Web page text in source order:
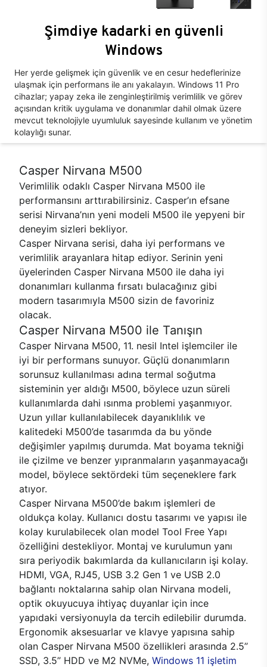
Şimdiye kadarki en güvenli
Windows
Her yerde gelişmek için güvenlik ve en cesur hedeflerinize
ulaşmak için performans ile anı yakalayın. Windows 11 Pro
cihazlar; yapay zeka ile zenginleştirilmiş verimlilik ve görev
açısından kritik uygulama ve donanımlar dahil olmak üzere
mevcut teknolojiyle uyumluluk sayesinde kullanım ve yönetim
kolaylığı sunar.
Casper Nirvana M500
Verimlilik odaklı Casper Nirvana M500 ile
performansını arttırabilirsiniz. Casper’ın efsane
serisi Nirvana’nın yeni modeli M500 ile yepyeni bir
deneyim sizleri bekliyor.
Casper Nirvana serisi, daha iyi performans ve
verimlilik arayanlara hitap ediyor. Serinin yeni
üyelerinden Casper Nirvana M500 ile daha iyi
donanımları kullanma fırsatı bulacağınız gibi
modern tasarımıyla M500 sizin de favoriniz
olacak.
Casper Nirvana M500 ile Tanışın
Casper Nirvana M500, 11. nesil Intel işlemciler ile
iyi bir performans sunuyor. Güçlü donanımların
sorunsuz kullanılması adına termal soğutma
sisteminin yer aldığı M500, böylece uzun süreli
kullanımlarda dahi ısınma problemi yaşanmıyor.
Uzun yıllar kullanılabilecek dayanıklılık ve
kalitedeki M500’de tasarımda da bu yönde
değişimler yapılmış durumda. Mat boyama tekniği
ile çizilme ve benzer yıpranmaların yaşanmayacağı
model, böylece sektördeki tüm seçeneklere fark
atıyor.
Casper Nirvana M500’de bakım işlemleri de
oldukça kolay. Kullanıcı dostu tasarımı ve yapısı ile
kolay kurulabilecek olan model Tool Free Yapı
özelliğini destekliyor. Montaj ve kurulumun yanı
sıra periyodik bakımlarda da kullanıcıların işi kolay.
HDMI, VGA, RJ45, USB 3.2 Gen 1 ve USB 2.0
bağlantı noktalarına sahip olan Nirvana modeli,
optik okuyucuya ihtiyaç duyanlar için ince
yapıdaki versiyonuyla da tercih edilebilir durumda.
Ergonomik aksesuarlar ve klavye yapısına sahip
olan Casper Nirvana M500 özellikleri arasında 2.5’’
SSD, 3.5’’ HDD ve M2 NVMe, Windows 11 işletim